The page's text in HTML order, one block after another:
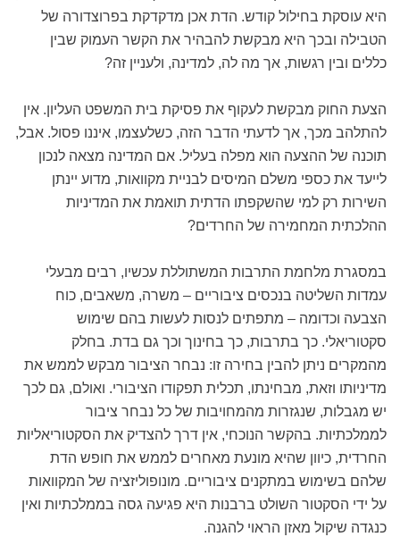
היא עוסקת בחילול קודש. הדת אכן מדקדקת בפרוצדורה של
הטבילה ובכך היא מבקשת להבהיר את הקשר העמוק שבין
כללים ובין רגשות, אך מה לה, למדינה, ולעניין זה?
הצעת החוק מבקשת לעקוף את פסיקת בית המשפט העליון. אין
להתלהב מכך, אך לדעתי הדבר הזה, כשלעצמו, איננו פסול. אבל,
תוכנה של ההצעה הוא מפלה בעליל. אם המדינה מצאה לנכון
לייעד את כספי משלם המיסים לבניית מקוואות, מדוע יינתן
השירות רק למי שהשקפתו הדתית תואמת את המדיניות
ההלכתית המחמירה של החרדים?
במסגרת מלחמת התרבות המשתוללת עכשיו, רבים מבעלי
עמדות השליטה בנכסים ציבוריים – משרה, משאבים, כוח
הצבעה וכדומה – מתפתים לנסות לעשות בהם שימוש
סקטוריאלי. כך בתרבות, כך בחינוך וכך גם בדת. בחלק
מהמקרים ניתן להבין בחירה זו: נבחר הציבור מבקש לממש את
מדיניותו וזאת, מבחינתו, תכלית תפקודו הציבורי. ואולם, גם לכך
יש מגבלות, שנגזרות מהמחויבות של כל נבחר ציבור
לממלכתיות. בהקשר הנוכחי, אין דרך להצדיק את הסקטוריאליות
החרדית, כיוון שהיא מונעת מאחרים לממש את חופש הדת
שלהם בשימוש במתקנים ציבוריים. מונופוליזציה של המקוואות
על ידי הסקטור השולט ברבנות היא פגיעה גסה בממלכתיות ואין
כנגדה שיקול מאזן הראוי להגנה.